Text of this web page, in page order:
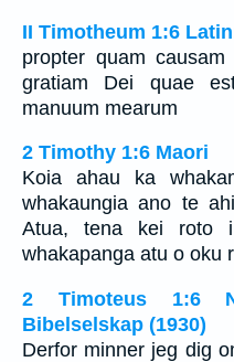
II Timotheum 1:6
propter quam
gratiam Dei quae
manuum mearum
2 Timothy 1:6 Maori
Koia ahau ka
whakaungia ano te
Atua, tena kei
whakapanga atu o oku
2 Timoteus 1:6
Bibelselskap (1930)
Derfor minner jeg dig